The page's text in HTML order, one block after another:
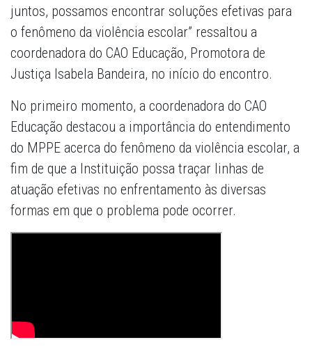
juntos, possamos encontrar soluções efetivas para
o fenômeno da violência escolar” ressaltou a
coordenadora do CAO Educação, Promotora de
Justiça Isabela Bandeira, no início do encontro.
No primeiro momento, a coordenadora do CAO
Educação destacou a importância do entendimento
do MPPE acerca do fenômeno da violência escolar, a
fim de que a Instituição possa traçar linhas de
atuação efetivas no enfrentamento às diversas
formas em que o problema pode ocorrer.